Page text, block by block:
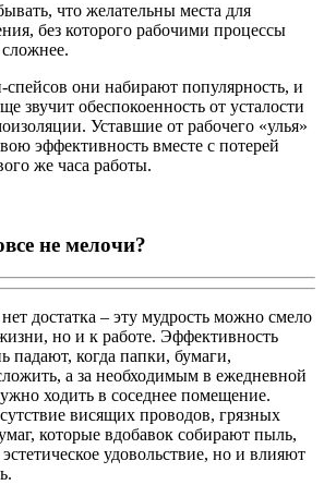
что желательны места для
без которого рабочими процессы
спейсов они набирают популярность, и
звучит обеспокоенность от усталости
Уставшие от рабочего «улья»
эффективность вместе с потерей
же часа работы.
не мелочи?
достатка – эту мудрость можно смело
но и к работе. Эффективность
падают, когда папки, бумаги,
а за необходимым в ежедневной
ходить в соседнее помещение.
висящих проводов, грязных
которые вдобавок собирают пыль,
удовольствие, но и влияют